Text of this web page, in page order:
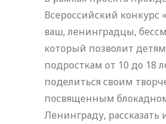
Всероссийский конкурс
ваш, ленинградцы,
который позволит
подросткам от 10 до 18
поделиться своим
посвященным
Ленинграду, рассказать